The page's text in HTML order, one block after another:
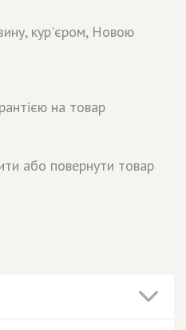
кур'єром, Новою
на товар
або повернути товар